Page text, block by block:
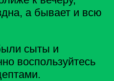
а бывает и всю
сыты и
воспользуйтесь